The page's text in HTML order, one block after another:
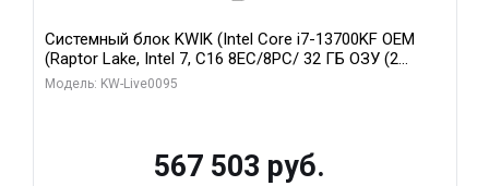
Системный блок KWIK (Intel Core i7-13700KF OEM
(Raptor Lake, Intel 7, C16 8EC/8PC/ 32 ГБ ОЗУ (2
модуля)/ Afox RTX4090 24GB GDDR6X 384-Bit 3xDP
Модель: KW-Live0095
567 503 руб.